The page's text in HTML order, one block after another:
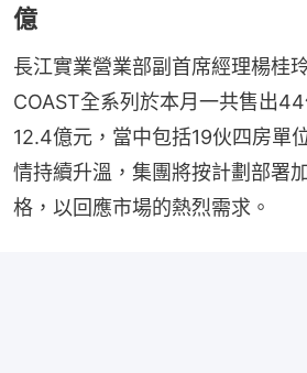
億
長江實業營業部副首席經理楊桂
COAST全系列於本月一共售出
12.4億元，當中包括19伙四房單
情持續升溫，集團將按計劃部署
格，以回應市場的熱烈需求。